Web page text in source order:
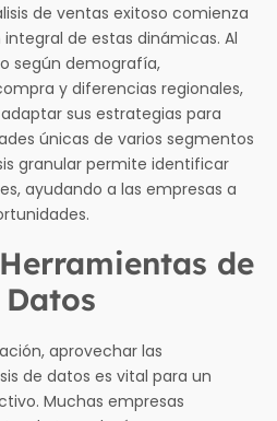
de ventas exitoso comienza
de estas dinámicas. Al
según demografía,
y diferencias regionales,
sus estrategias para
únicas de varios segmentos
granular permite identificar
ayudando a las empresas a
de
aprovechar las
de datos es vital para un
Muchas empresas